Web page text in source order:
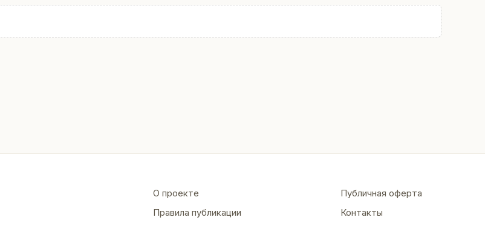
О проекте
Правила публикации
Публичная оферта
Контакты